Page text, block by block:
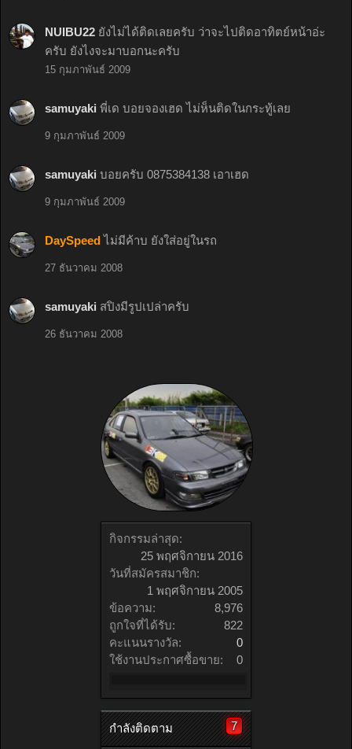
กิจกรรมล่าสุด:
25 พฤศจิกายน 2016
วันที่สมัครสมาชิก:
1 พฤศจิกายน 2005
ข้อความ:
8,976
ถูกใจที่ได้รับ:
822
คะแนนรางวัล:
0
ใช้งานประกาศซื้อขาย:
0
กำลังติดตาม 7
NUIBU22 ยังไม่ได้ติดเลยครับ ว่าจะไปติดอาทิตย์หน้าอ่ะ
ครับ ยังไงจะมาบอกนะครับ
15 กุมภาพันธ์ 2009
samuyaki พี่เด บอยจองเฮด ไม่ห็นติดในกระทู้เลย
9 กุมภาพันธ์ 2009
samuyaki บอยครับ 0875384138 เอาเฮด
9 กุมภาพันธ์ 2009
DaySpeed ไม่มีค้าบ ยังใส่อยู่ในรถ
27 ธันวาคม 2008
samuyaki สปิงมีรูปเปล่าครับ
26 ธันวาคม 2008